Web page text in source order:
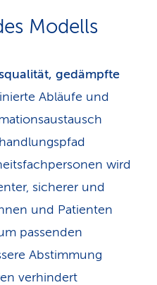
Modells
gedämpfte
Abläufe und
wird
sicherer und
und Patienten
passenden
Abstimmung
verhindert